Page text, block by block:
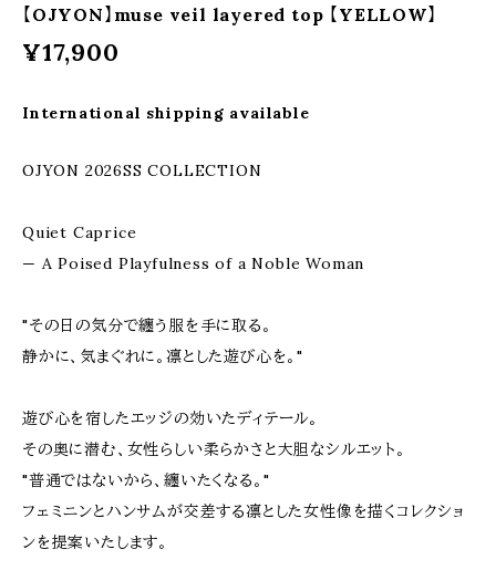
【OJYON】muse veil layered top 【YELLOW】
¥17,900
International shipping available
OJYON 2026SS COLLECTION
Quiet Caprice
— A Poised Playfulness of a Noble Woman
"その日の気分で纏う服を手に取る。
静かに、気まぐれに。凛とした遊び心を。"
遊び心を宿したエッジの効いたディテール。
その奥に潜む、女性らしい柔らかさと大胆なシルエット。
"普通ではないから、纏いたくなる。"
フェミニンとハンサムが交差する凛とした女性像を描くコレクショ
ンを提案いたします。